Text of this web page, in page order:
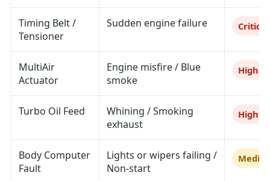
Timing Belt /
Tensioner
Sudden engine failure Critical
MultiAir
Actuator
Engine misfire / Blue
smoke
High
Turbo Oil Feed
Whining / Smoking
exhaust
High
Body Computer
Fault
Lights or wipers failing /
Non-start